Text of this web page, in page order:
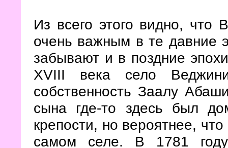
Из всего этого видно, что
очень важным в те давние
забывают и в поздние
XVIII века село
собственность Заалу
сына где-то здесь был
крепости, но вероятнее,
самом селе. В 1781